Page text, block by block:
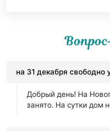
на 31 декабря свободно
Добрый день! На
занято. На сутки дом